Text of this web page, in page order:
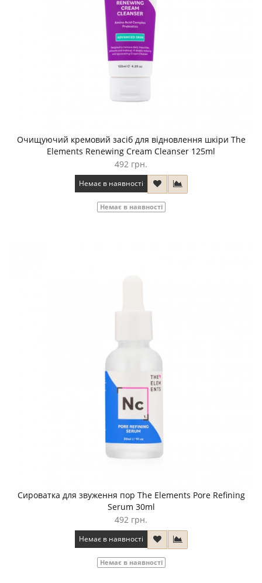
Очищуючий кремовий засіб для відновлення шкіри The
Elements Renewing Cream Cleanser 125ml
492 грн.
Немає в наявності
Немає в наявності
Сироватка для звуження пор The Elements Pore Refining
Serum 30ml
492 грн.
Немає в наявності
Немає в наявності